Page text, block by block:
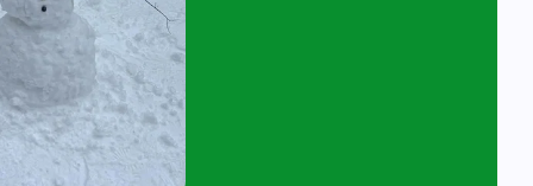
4 jaar en hun ouder/verzorger zijn van
kijk- en speelochtend op woensdag 10
tot 10:15 uur.
een e-mail aan